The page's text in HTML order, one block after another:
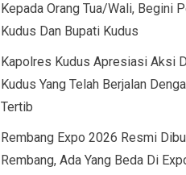
Kepada Orang Tua/Wali, Begini
Kudus Dan Bupati Kudus
Kapolres Kudus Apresiasi Aksi
Kudus Yang Telah Berjalan
Tertib
Rembang Expo 2026 Resmi
Rembang, Ada Yang Beda Di